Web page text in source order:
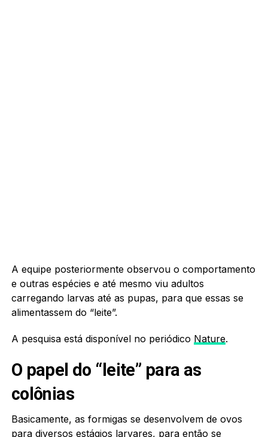
A equipe posteriormente observou o comportamento
e outras espécies e até mesmo viu adultos
carregando larvas até as pupas, para que essas se
alimentassem do “leite”.
A pesquisa está disponível no periódico Nature.
O papel do “leite” para as
colônias
Basicamente, as formigas se desenvolvem de ovos
para diversos estágios larvares, para então se